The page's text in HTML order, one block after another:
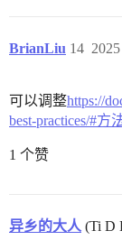
BrianLiu 14
可以调整https://
best-practices/#方
1 个赞
异乡的大人 (Ti D